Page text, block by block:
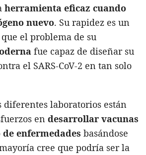
herramienta eficaz cuando
nuevo. Su rapidez es un
el problema de su
fue capaz de diseñar su
el SARS-CoV-2 en tan solo
diferentes laboratorios están
en desarrollar vacunas
enfermedades basándose
cree que podría ser la